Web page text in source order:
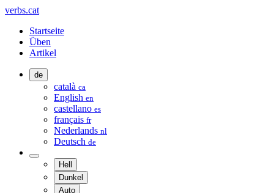
verbs.cat
Startseite
Üben
Artikel
de
català ca
English en
castellano es
français fr
Nederlands nl
Deutsch de
Hell
Dunkel
Auto